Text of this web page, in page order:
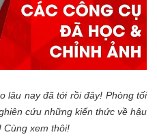
lâu nay đã tới rồi đây! Phòng tối
cứu những kiến thức về hậu
Cùng xem thôi!